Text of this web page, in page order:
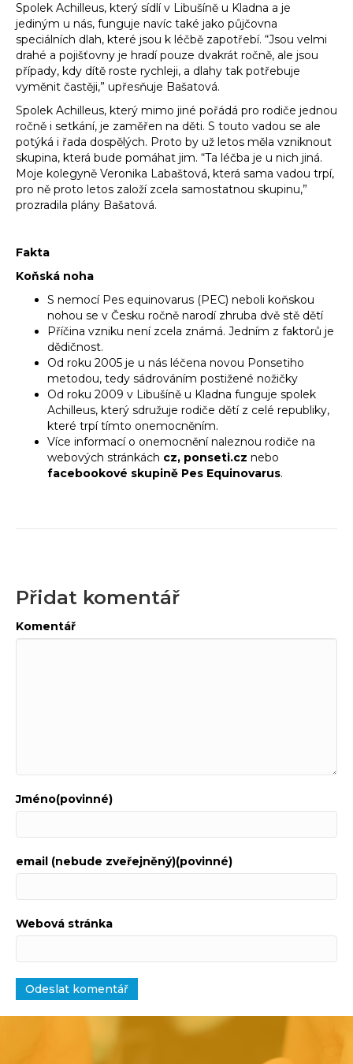
Spolek Achilleus, který sídlí v Libušíně u Kladna a je
jediným u nás, funguje navíc také jako půjčovna
speciálních dlah, které jsou k léčbě zapotřebí. “Jsou velmi
drahé a pojišťovny je hradí pouze dvakrát ročně, ale jsou
případy, kdy dítě roste rychleji, a dlahy tak potřebuje
vyměnit častěji,” upřesňuje Bašatová.
Spolek Achilleus, který mimo jiné pořádá pro rodiče jednou
ročně i setkání, je zaměřen na děti. S touto vadou se ale
potýká i řada dospělých. Proto by už letos měla vzniknout
skupina, která bude pomáhat jim. “Ta léčba je u nich jiná.
Moje kolegyně Veronika Labaštová, která sama vadou trpí,
pro ně proto letos založí zcela samostatnou skupinu,”
prozradila plány Bašatová.
Fakta
Koňská noha
S nemocí Pes equinovarus (PEC) neboli koňskou
nohou se v Česku ročně narodí zhruba dvě stě dětí
Příčina vzniku není zcela známá. Jedním z faktorů je
dědičnost.
Od roku 2005 je u nás léčena novou Ponsetiho
metodou, tedy sádrováním postižené nožičky
Od roku 2009 v Libušíně u Kladna funguje spolek
Achilleus, který sdružuje rodiče dětí z celé republiky,
které trpí tímto onemocněním.
Více informací o onemocnění naleznou rodiče na
webových stránkách cz, ponseti.cz nebo
facebookové skupině Pes Equinovarus.
Přidat komentář
Komentář
Jméno(povinné)
email (nebude zveřejněný)(povinné)
Webová stránka